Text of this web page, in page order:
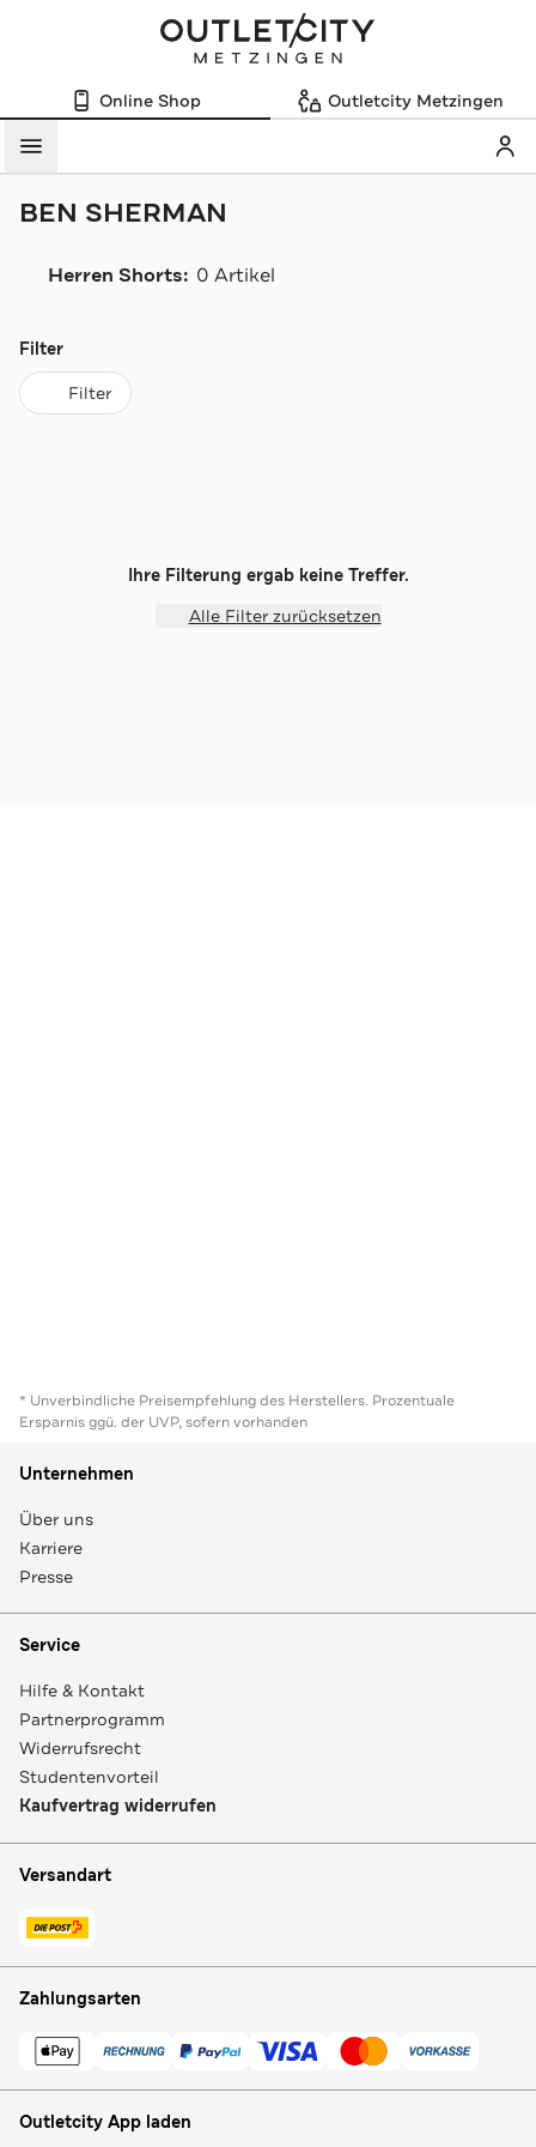
Online Shop Outletcity Metzingen
Menü
BEN SHERMAN
Herren Shorts: 0 Artikel
Filter
Filter
Ihre Filterung ergab keine Treffer.
Alle Filter zurücksetzen
* Unverbindliche Preisempfehlung des Herstellers. Prozentuale
Ersparnis ggü. der UVP, sofern vorhanden
Unternehmen
Über uns
Karriere
Presse
Service
Hilfe & Kontakt
Partnerprogramm
Widerrufsrecht
Studentenvorteil
Kaufvertrag widerrufen
Versandart
Zahlungsarten
Outletcity App laden